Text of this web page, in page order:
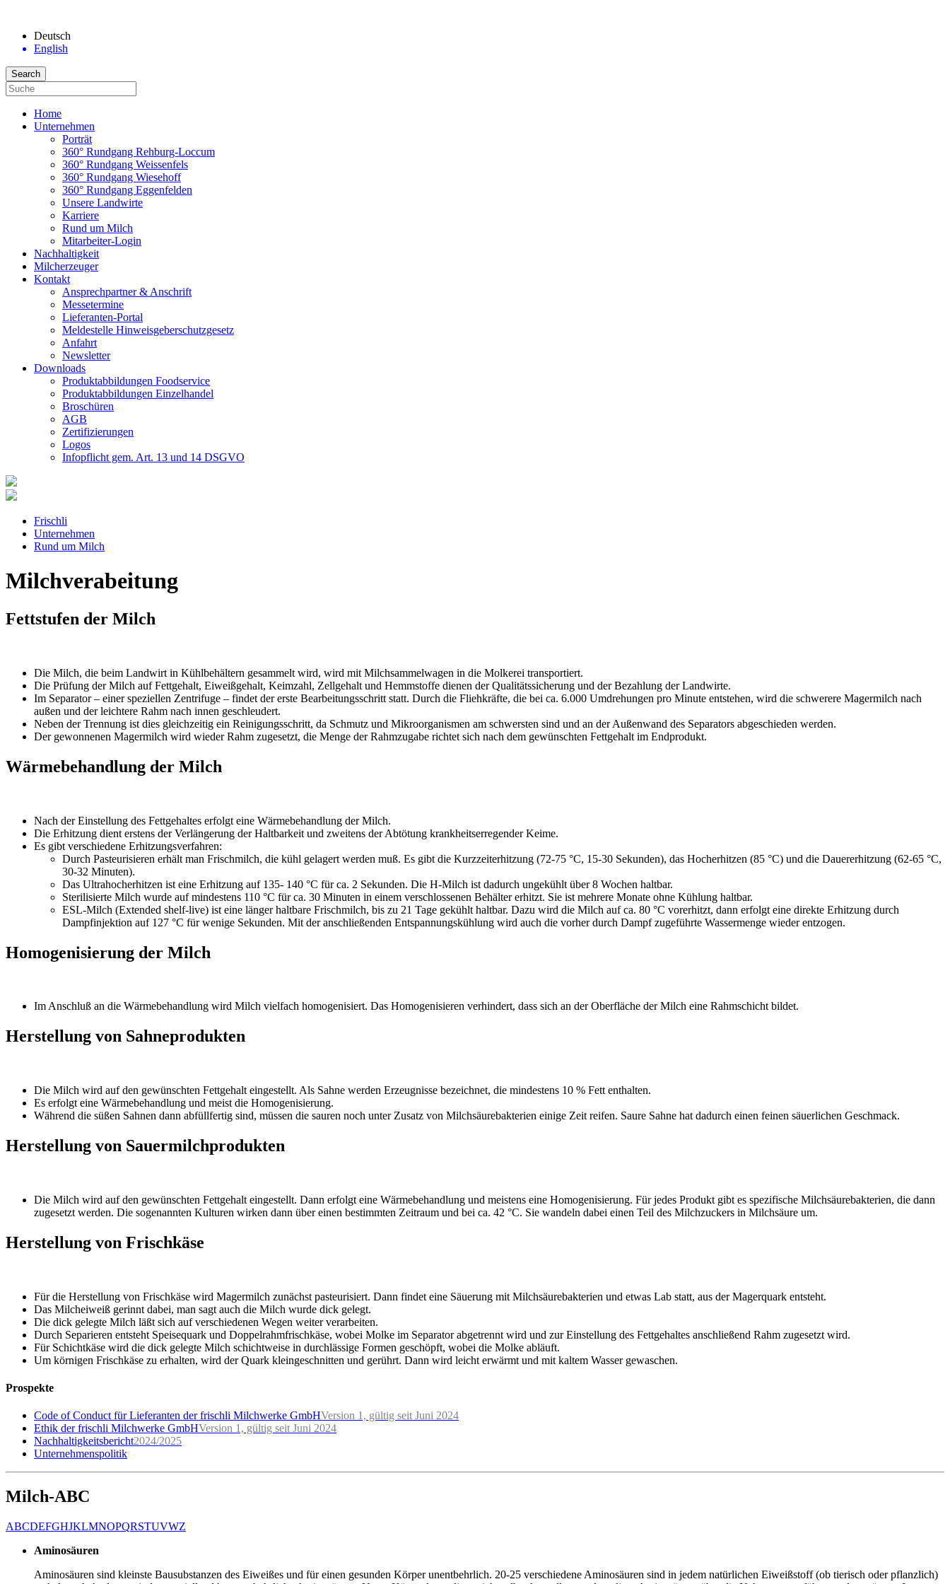
Deutsch
English
Home
Unternehmen
Porträt
360° Rundgang Rehburg-Loccum
360° Rundgang Weissenfels
360° Rundgang Wiesehoff
360° Rundgang Eggenfelden
Unsere Landwirte
Karriere
Rund um Milch
Mitarbeiter-Login
Nachhaltigkeit
Milcherzeuger
Kontakt
Ansprechpartner & Anschrift
Messetermine
Lieferanten-Portal
Meldestelle Hinweisgeberschutzgesetz
Anfahrt
Newsletter
Downloads
Produktabbildungen Foodservice
Produktabbildungen Einzelhandel
Broschüren
AGB
Zertifizierungen
Logos
Infopflicht gem. Art. 13 und 14 DSGVO
Frischli
Unternehmen
Rund um Milch
Milchverabeitung
Fettstufen der Milch
Die Milch, die beim Landwirt in Kühlbehältern gesammelt wird, wird mit Milchsammelwagen in die Molkerei transportiert.
Die Prüfung der Milch auf Fettgehalt, Eiweißgehalt, Keimzahl, Zellgehalt und Hemmstoffe dienen der Qualitätssicherung und der Bezahlung der Landwirte.
Im Separator – einer speziellen Zentrifuge – findet der erste Bearbeitungsschritt statt. Durch die Fliehkräfte, die bei ca. 6.000 Umdrehungen pro Minute entstehen, wird die schwerere Magermilch nach
außen und der leichtere Rahm nach innen geschleudert.
Neben der Trennung ist dies gleichzeitig ein Reinigungsschritt, da Schmutz und Mikroorganismen am schwersten sind und an der Außenwand des Separators abgeschieden werden.
Der gewonnenen Magermilch wird wieder Rahm zugesetzt, die Menge der Rahmzugabe richtet sich nach dem gewünschten Fettgehalt im Endprodukt.
Wärmebehandlung der Milch
Nach der Einstellung des Fettgehaltes erfolgt eine Wärmebehandlung der Milch.
Die Erhitzung dient erstens der Verlängerung der Haltbarkeit und zweitens der Abtötung krankheitserregender Keime.
Es gibt verschiedene Erhitzungsverfahren:
Durch Pasteurisieren erhält man Frischmilch, die kühl gelagert werden muß. Es gibt die Kurzzeiterhitzung (72-75 °C, 15-30 Sekunden), das Hocherhitzen (85 °C) und die Dauererhitzung (62-65 °C,
30-32 Minuten).
Das Ultrahocherhitzen ist eine Erhitzung auf 135- 140 °C für ca. 2 Sekunden. Die H-Milch ist dadurch ungekühlt über 8 Wochen haltbar.
Sterilisierte Milch wurde auf mindestens 110 °C für ca. 30 Minuten in einem verschlossenen Behälter erhitzt. Sie ist mehrere Monate ohne Kühlung haltbar.
ESL-Milch (Extended shelf-live) ist eine länger haltbare Frischmilch, bis zu 21 Tage gekühlt haltbar. Dazu wird die Milch auf ca. 80 °C vorerhitzt, dann erfolgt eine direkte Erhitzung durch
Dampfinjektion auf 127 °C für wenige Sekunden. Mit der anschließenden Entspannungskühlung wird auch die vorher durch Dampf zugeführte Wassermenge wieder entzogen.
Homogenisierung der Milch
Im Anschluß an die Wärmebehandlung wird Milch vielfach homogenisiert. Das Homogenisieren verhindert, dass sich an der Oberfläche der Milch eine Rahmschicht bildet.
Herstellung von Sahneprodukten
Die Milch wird auf den gewünschten Fettgehalt eingestellt. Als Sahne werden Erzeugnisse bezeichnet, die mindestens 10 % Fett enthalten.
Es erfolgt eine Wärmebehandlung und meist die Homogenisierung.
Während die süßen Sahnen dann abfüllfertig sind, müssen die sauren noch unter Zusatz von Milchsäurebakterien einige Zeit reifen. Saure Sahne hat dadurch einen feinen säuerlichen Geschmack.
Herstellung von Sauermilchprodukten
Die Milch wird auf den gewünschten Fettgehalt eingestellt. Dann erfolgt eine Wärmebehandlung und meistens eine Homogenisierung. Für jedes Produkt gibt es spezifische Milchsäurebakterien, die dann
zugesetzt werden. Die sogenannten Kulturen wirken dann über einen bestimmten Zeitraum und bei ca. 42 °C. Sie wandeln dabei einen Teil des Milchzuckers in Milchsäure um.
Herstellung von Frischkäse
Für die Herstellung von Frischkäse wird Magermilch zunächst pasteurisiert. Dann findet eine Säuerung mit Milchsäurebakterien und etwas Lab statt, aus der Magerquark entsteht.
Das Milcheiweiß gerinnt dabei, man sagt auch die Milch wurde dick gelegt.
Die dick gelegte Milch läßt sich auf verschiedenen Wegen weiter verarbeiten.
Durch Separieren entsteht Speisequark und Doppelrahmfrischkäse, wobei Molke im Separator abgetrennt wird und zur Einstellung des Fettgehaltes anschließend Rahm zugesetzt wird.
Für Schichtkäse wird die dick gelegte Milch schichtweise in durchlässige Formen geschöpft, wobei die Molke abläuft.
Um körnigen Frischkäse zu erhalten, wird der Quark kleingeschnitten und gerührt. Dann wird leicht erwärmt und mit kaltem Wasser gewaschen.
Prospekte
Code of Conduct für Lieferanten der frischli Milchwerke GmbHVersion 1, gültig seit Juni 2024
Ethik der frischli Milchwerke GmbHVersion 1, gültig seit Juni 2024
Nachhaltigkeitsbericht2024/2025
Unternehmenspolitik
Milch-ABC
ABCDEFGHJKLMNOPQRSTUVWZ
Aminosäuren
Aminosäuren sind kleinste Bausubstanzen des Eiweißes und für einen gesunden Körper unentbehrlich. 20-25 verschiedene Aminosäuren sind in jedem natürlichen Eiweißstoff (ob tierisch oder pflanzlich)